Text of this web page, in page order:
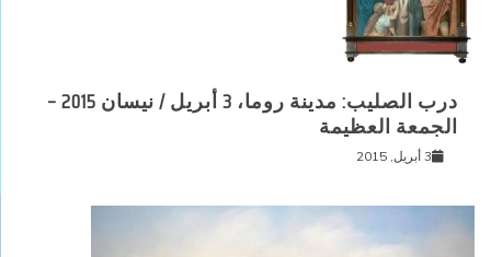
درب الصليب: مدينة روما، 3 أبريل / نيسان 2015 –
الجمعة العظيمة
3 أبريل, 2015